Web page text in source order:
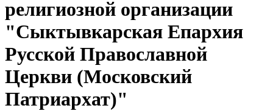
религиозной организации
"Сыктывкарская Епархия
Русской Православной
Церкви (Московский
Патриархат)"